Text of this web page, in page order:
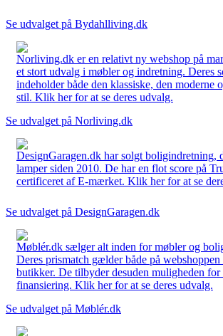
Se udvalget på Bydahlliving.dk
Norliving.dk er en relativt ny webshop på
et stort udvalg i møbler og indretning. Deres
indeholder både den klassiske, den moderne
stil. Klik her for at se deres udvalg.
Se udvalget på Norliving.dk
DesignGaragen.dk har solgt boligindretning,
lamper siden 2010. De har en flot score på
certificeret af E-mærket. Klik her for at se
Se udvalget på DesignGaragen.dk
Møblér.dk sælger alt inden for møbler og
Deres prismatch gælder både på webshoppen
butikker. De tilbyder desuden muligheden for
finansiering. Klik her for at se deres udvalg.
Se udvalget på Møblér.dk